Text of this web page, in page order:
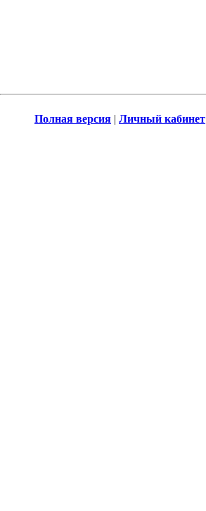
Полная версия | Личный кабинет